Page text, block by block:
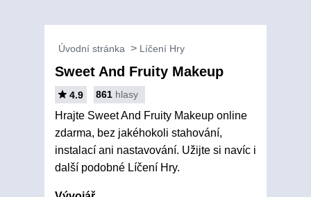
Úvodní stránka Líčení Hry
Sweet And Fruity Makeup
4.9 861 hlasy
Hrajte Sweet And Fruity Makeup online
zdarma, bez jakéhokoli stahování,
instalací ani nastavování. Užijte si navíc i
další podobné Líčení Hry.